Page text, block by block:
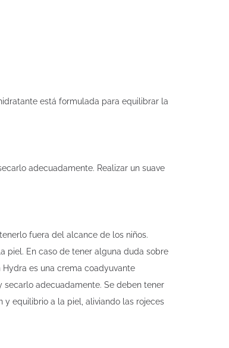
está formulada para equilibrar la
adecuadamente. Realizar un suave
fuera del alcance de los niños.
piel. En caso de tener alguna duda sobre
es una crema coadyuvante
secarlo adecuadamente. Se deben tener
equilibrio a la piel, aliviando las rojeces